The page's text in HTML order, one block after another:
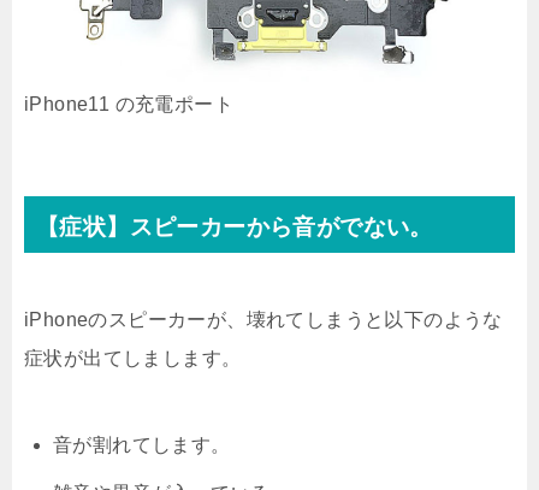
iPhone11 の充電ポート
【症状】スピーカーから音がでない。
iPhoneのスピーカーが、壊れてしまうと以下のような
症状が出てしまします。
音が割れてします。